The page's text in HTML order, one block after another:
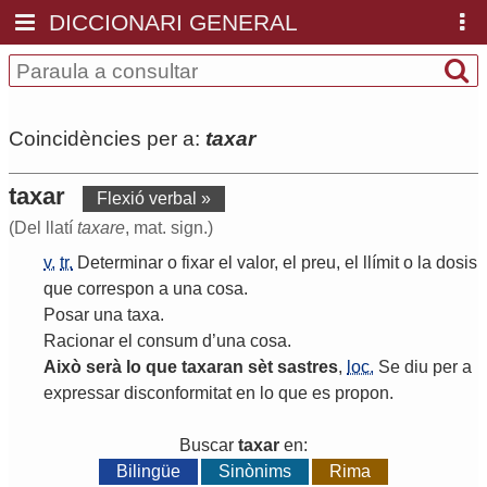
DICCIONARI GENERAL
Coincidències per a: taxar
taxar
Flexió verbal »
(Del llatí taxare, mat. sign.)
v. tr. Determinar o fixar el valor, el preu, el llímit o la dosis
que correspon a una cosa.
Posar una taxa.
Racionar el consum d’una cosa.
Això serà lo que taxaran sèt sastres, loc. Se diu per a
expressar disconformitat en lo que es propon.
Buscar taxar en:
Bilingüe
Sinònims Rima